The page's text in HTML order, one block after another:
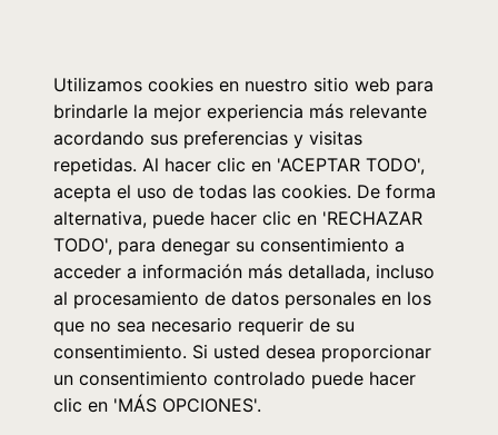
Utilizamos cookies en nuestro sitio web para
brindarle la mejor experiencia más relevante
acordando sus preferencias y visitas
repetidas. Al hacer clic en 'ACEPTAR TODO',
acepta el uso de todas las cookies. De forma
alternativa, puede hacer clic en 'RECHAZAR
TODO', para denegar su consentimiento a
acceder a información más detallada, incluso
al procesamiento de datos personales en los
que no sea necesario requerir de su
consentimiento. Si usted desea proporcionar
un consentimiento controlado puede hacer
clic en 'MÁS OPCIONES'.